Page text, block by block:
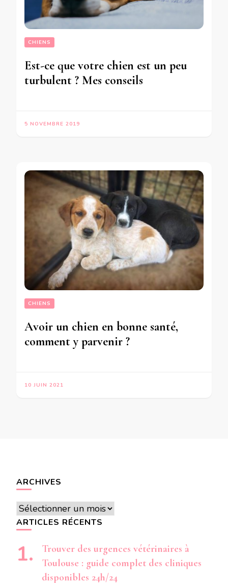
CHIENS
Est-ce que votre chien est un peu
turbulent ? Mes conseils
5 NOVEMBRE 2019
CHIENS
Avoir un chien en bonne santé,
comment y parvenir ?
10 JUIN 2021
ARCHIVES
Archives
ARTICLES RÉCENTS
Trouver des urgences vétérinaires à
Toulouse : guide complet des cliniques
disponibles 24h/24